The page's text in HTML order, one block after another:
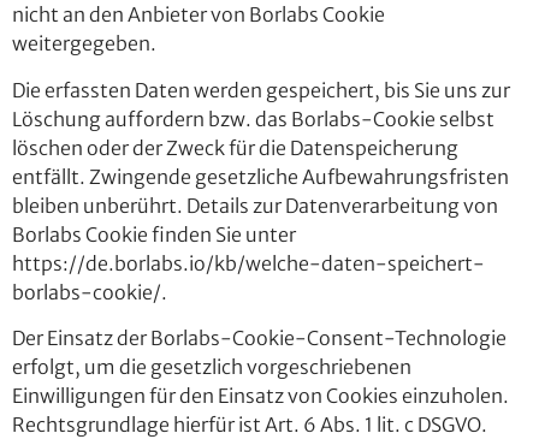
nicht an den Anbieter von Borlabs Cookie
weitergegeben.
Die erfassten Daten werden gespeichert, bis Sie uns zur
Löschung auffordern bzw. das Borlabs-Cookie selbst
löschen oder der Zweck für die Datenspeicherung
entfällt. Zwingende gesetzliche Aufbewahrungsfristen
bleiben unberührt. Details zur Datenverarbeitung von
Borlabs Cookie finden Sie unter
https://de.borlabs.io/kb/welche-daten-speichert-
borlabs-cookie/.
Der Einsatz der Borlabs-Cookie-Consent-Technologie
erfolgt, um die gesetzlich vorgeschriebenen
Einwilligungen für den Einsatz von Cookies einzuholen.
Rechtsgrundlage hierfür ist Art. 6 Abs. 1 lit. c DSGVO.